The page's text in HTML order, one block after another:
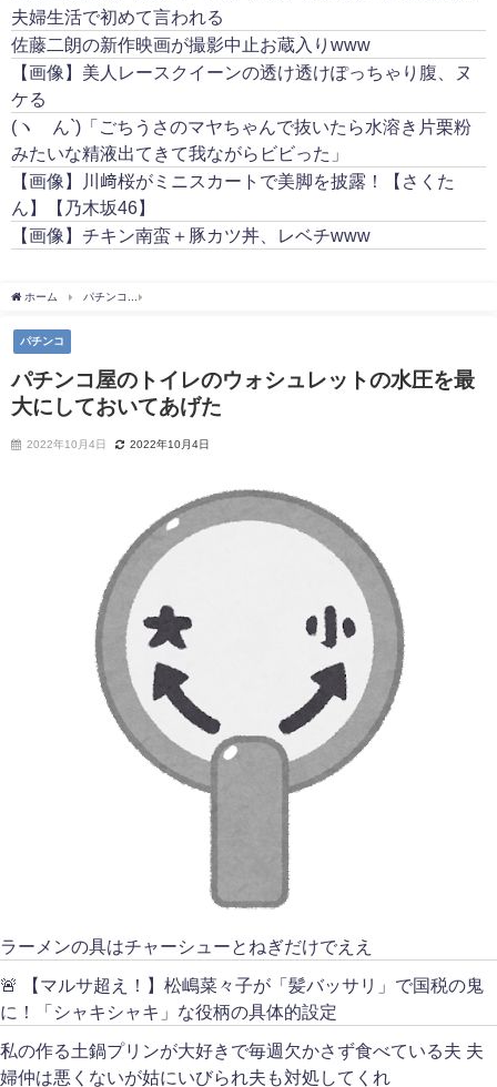
夫婦生活で初めて言われる
佐藤二朗の新作映画が撮影中止お蔵入りwww
【画像】美人レースクイーンの透け透けぽっちゃり腹、ヌ
ケる
(ヽ´ん`)「ごちうさのマヤちゃんで抜いたら水溶き片栗粉
みたいな精液出てきて我ながらビビった」
【画像】川﨑桜がミニスカートで美脚を披露！【さくた
ん】【乃木坂46】
【画像】チキン南蛮＋豚カツ丼、レベチwww
ホーム パチンコ
パチンコ
パチンコ屋のトイレのウォシュレットの水圧を最
大にしておいてあげた
2022年10月4日 2022年10月4日
ラーメンの具はチャーシューとねぎだけでええ
🚨 【マルサ超え！】松嶋菜々子が「髪バッサリ」で国税の鬼
に！「シャキシャキ」な役柄の具体的設定
私の作る土鍋プリンが大好きで毎週欠かさず食べている夫 夫
婦仲は悪くないが姑にいびられ夫も対処してくれ